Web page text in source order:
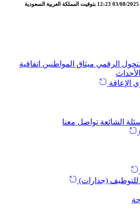
الرقمي ميثاق المواطنين اتفاقية
الإعاقة
الشائعة تواصل معنا
للتوظيف (جدارات)